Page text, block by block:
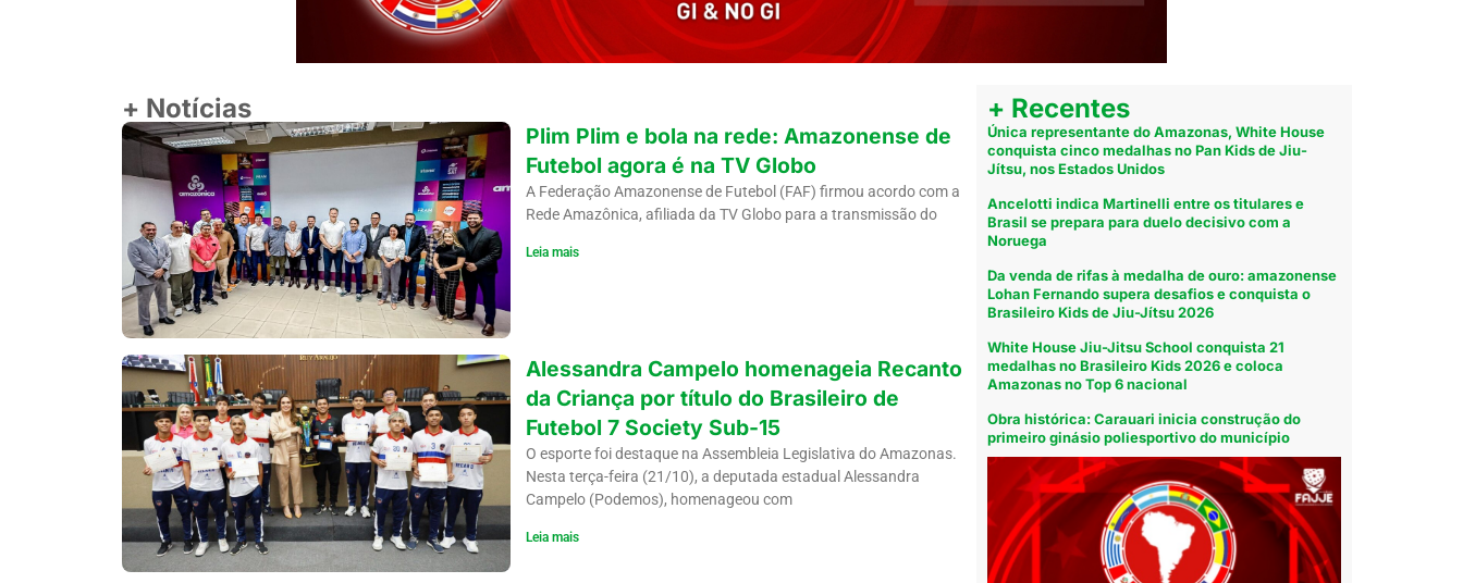
+ Notícias
Plim Plim e bola na rede: Amazonense de
Futebol agora é na TV Globo
A Federação Amazonense de Futebol (FAF) firmou acordo com a
Rede Amazônica, afiliada da TV Globo para a transmissão do
Leia mais
Alessandra Campelo homenageia Recanto
da Criança por título do Brasileiro de
Futebol 7 Society Sub-15
O esporte foi destaque na Assembleia Legislativa do Amazonas.
Nesta terça-feira (21/10), a deputada estadual Alessandra
Campelo (Podemos), homenageou com
Leia mais
+ Recentes
Única representante do Amazonas, White House
conquista cinco medalhas no Pan Kids de Jiu-
Jítsu, nos Estados Unidos
Ancelotti indica Martinelli entre os titulares e
Brasil se prepara para duelo decisivo com a
Noruega
Da venda de rifas à medalha de ouro: amazonense
Lohan Fernando supera desafios e conquista o
Brasileiro Kids de Jiu-Jítsu 2026
White House Jiu-Jitsu School conquista 21
medalhas no Brasileiro Kids 2026 e coloca
Amazonas no Top 6 nacional
Obra histórica: Carauari inicia construção do
primeiro ginásio poliesportivo do município